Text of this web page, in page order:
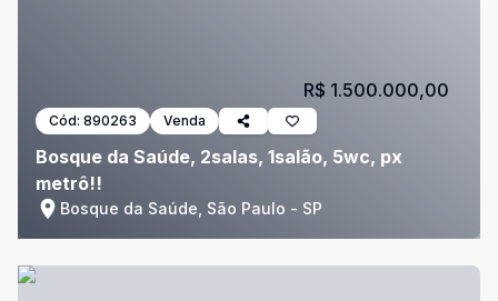
Cód: 890263 Venda
Bosque da Saúde, 2salas, 1salão, 5wc, px
metrô!!
Bosque da Saúde, São Paulo - SP
R$ 1.500.000,00